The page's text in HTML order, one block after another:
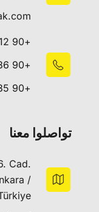
+90 312 394 26 48
+90 536 348 78 05
+90 535 248 94 36
تواصلوا معنا
Cad.
/